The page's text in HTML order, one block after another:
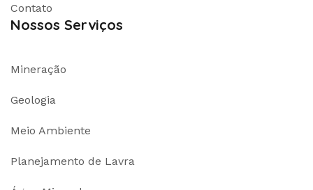
Contato
Nossos Serviços
Mineração
Geologia
Meio Ambiente
Planejamento de Lavra